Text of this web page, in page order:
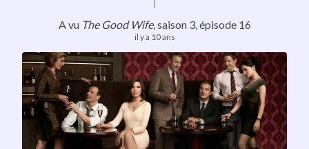
A vu The Good Wife, saison 3, épisode 16
il y a 10 ans